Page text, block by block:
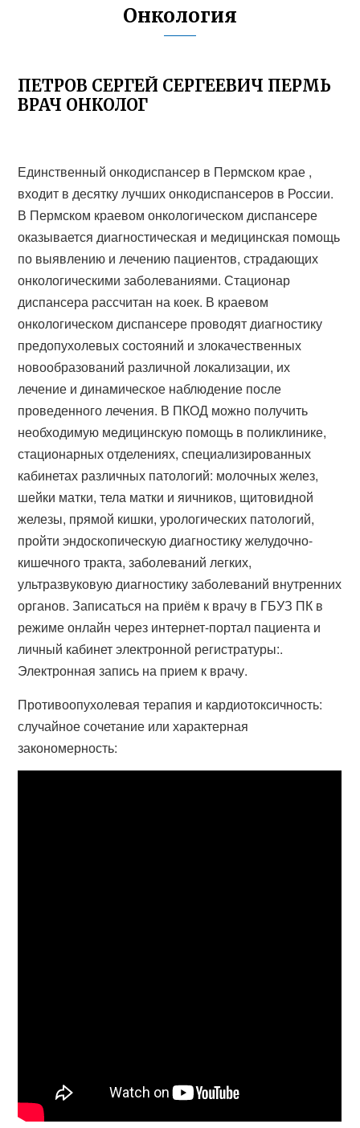
Онкология
ПЕТРОВ СЕРГЕЙ СЕРГЕЕВИЧ ПЕРМЬ
ВРАЧ ОНКОЛОГ
Единственный онкодиспансер в Пермском крае ,
входит в десятку лучших онкодиспансеров в России.
В Пермском краевом онкологическом диспансере
оказывается диагностическая и медицинская помощь
по выявлению и лечению пациентов, страдающих
онкологическими заболеваниями. Стационар
диспансера рассчитан на коек. В краевом
онкологическом диспансере проводят диагностику
предопухолевых состояний и злокачественных
новообразований различной локализации, их
лечение и динамическое наблюдение после
проведенного лечения. В ПКОД можно получить
необходимую медицинскую помощь в поликлинике,
стационарных отделениях, специализированных
кабинетах различных патологий: молочных желез,
шейки матки, тела матки и яичников, щитовидной
железы, прямой кишки, урологических патологий,
пройти эндоскопическую диагностику желудочно-
кишечного тракта, заболеваний легких,
ультразвуковую диагностику заболеваний внутренних
органов. Записаться на приём к врачу в ГБУЗ ПК в
режиме онлайн через интернет-портал пациента и
личный кабинет электронной регистратуры:.
Электронная запись на прием к врачу.
Противоопухолевая терапия и кардиотоксичность:
случайное сочетание или характерная
закономерность: